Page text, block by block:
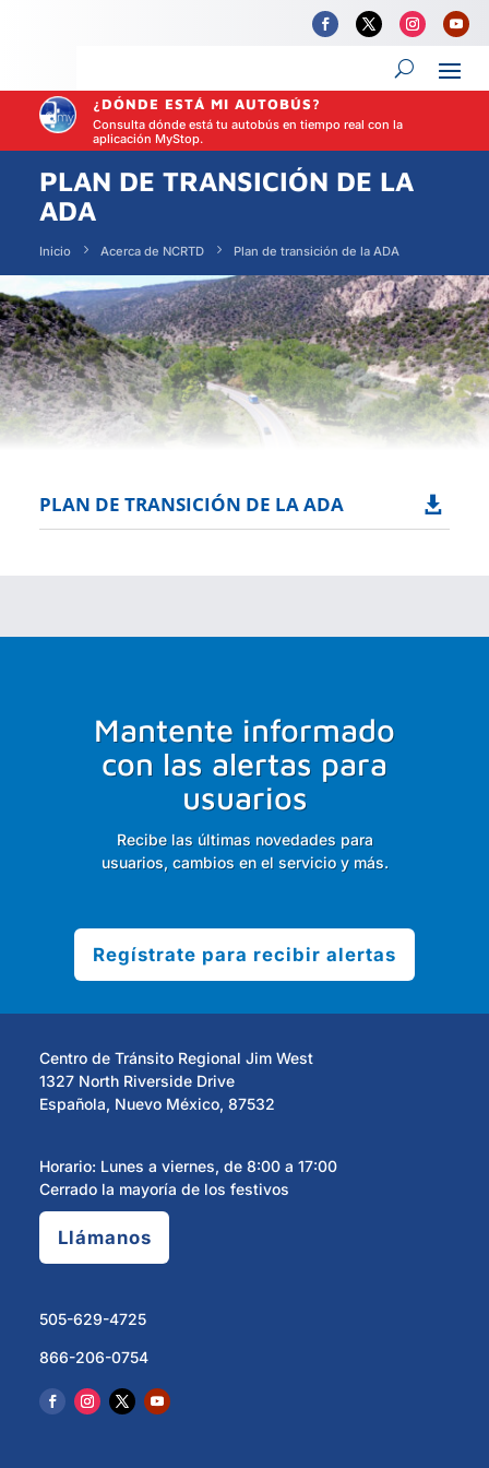
¿DÓNDE ESTÁ MI AUTOBÚS?
Consulta dónde está tu autobús en tiempo real con la
aplicación MyStop.
PLAN DE TRANSICIÓN DE LA
ADA
Inicio Acerca de NCRTD Plan de transición de la ADA

PLAN DE TRANSICIÓN DE LA ADA
Mantente informado
con las alertas para
usuarios
Recibe las últimas novedades para
usuarios, cambios en el servicio y más.
Regístrate para recibir alertas
Centro de Tránsito Regional Jim West
1327 North Riverside Drive
Española, Nuevo México, 87532
Horario: Lunes a viernes, de 8:00 a 17:00
Cerrado la mayoría de los festivos
Llámanos
505-629-4725
866-206-0754